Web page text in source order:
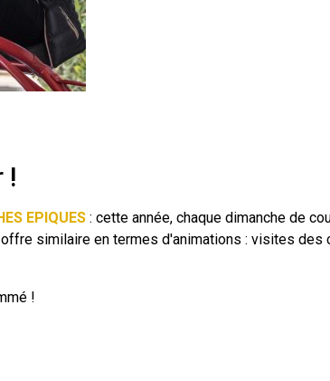
!
EPIQUES : cette année, chaque dimanche de
similaire en termes d'animations : visites des
!